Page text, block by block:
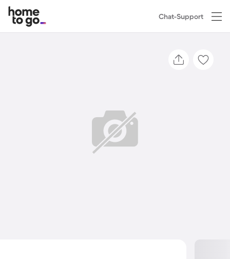
Chat-Support